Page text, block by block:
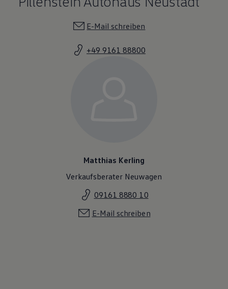
E-Mail schreiben
+49 9161 88800
Matthias Kerling
Verkaufsberater Neuwagen
09161 8880 10
E-Mail schreiben